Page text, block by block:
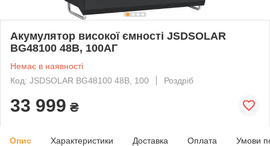
Акумулятор високої ємності JSDSOLAR
BG48100 48В, 100АГ
Немає в наявності
Код: JSDSOLAR BG48100 48В, 100
Роздріб
33 999 ₴
Опис Характеристики Доставка Оплата Умови